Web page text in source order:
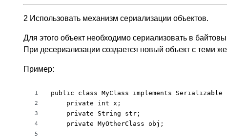
2 Использовать механизм сериализации объектов.
Для этого объект необходимо сериализовать в
При десериализации создается новый объект с теми
Пример:
1
2
3
4
5
public class MyClass implements Serializable
    private int x;
    private String str;
    private MyOtherClass obj;